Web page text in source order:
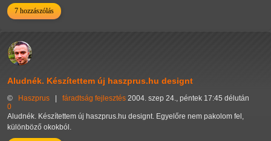
7 hozzászólás
Aludnék. Készítettem új haszprus.hu designt
© Haszprus fáradtság fejlesztés 2004. szep 24., péntek 17:45 délután
0
Aludnék. Készítettem új haszprus.hu designt. Egyelőre nem pakolom fel,
különböző okokból.